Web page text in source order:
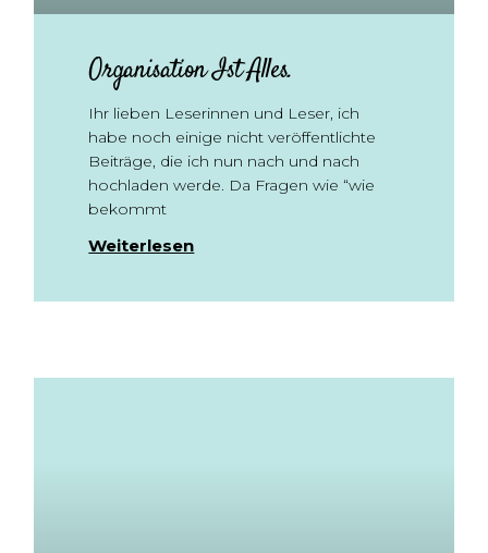
Organisation Ist Alles.
Ihr lieben Leserinnen und Leser, ich
habe noch einige nicht veröffentlichte
Beiträge, die ich nun nach und nach
hochladen werde. Da Fragen wie “wie
bekommt
Weiterlesen